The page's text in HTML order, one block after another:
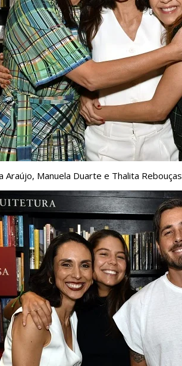
Araújo, Manuela Duarte e Thalita Rebouças